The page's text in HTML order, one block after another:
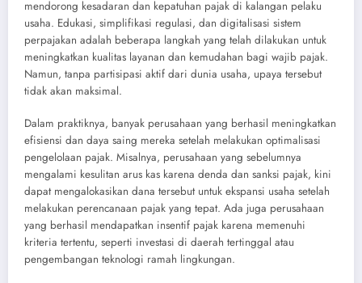
mendorong kesadaran dan kepatuhan pajak di kalangan pelaku
usaha. Edukasi, simplifikasi regulasi, dan digitalisasi sistem
perpajakan adalah beberapa langkah yang telah dilakukan untuk
meningkatkan kualitas layanan dan kemudahan bagi wajib pajak.
Namun, tanpa partisipasi aktif dari dunia usaha, upaya tersebut
tidak akan maksimal.
Dalam praktiknya, banyak perusahaan yang berhasil meningkatkan
efisiensi dan daya saing mereka setelah melakukan optimalisasi
pengelolaan pajak. Misalnya, perusahaan yang sebelumnya
mengalami kesulitan arus kas karena denda dan sanksi pajak, kini
dapat mengalokasikan dana tersebut untuk ekspansi usaha setelah
melakukan perencanaan pajak yang tepat. Ada juga perusahaan
yang berhasil mendapatkan insentif pajak karena memenuhi
kriteria tertentu, seperti investasi di daerah tertinggal atau
pengembangan teknologi ramah lingkungan.